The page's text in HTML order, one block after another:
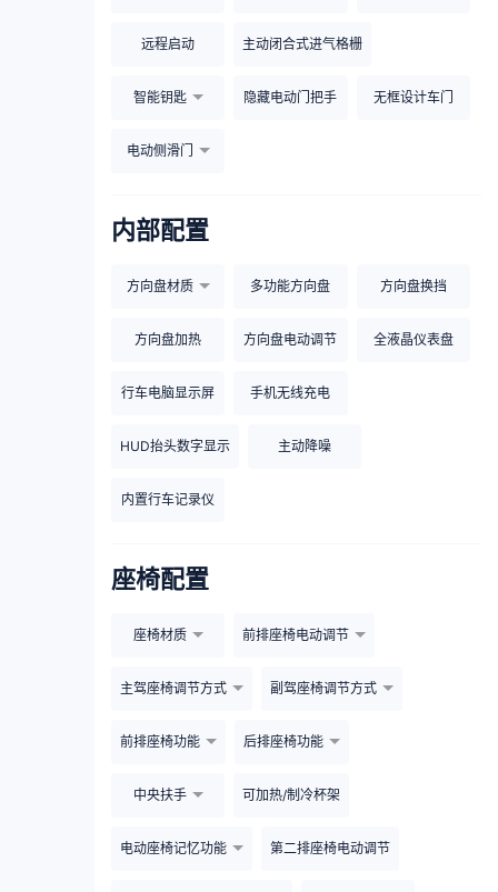
远程启动 主动闭合式进气格栅
智能钥匙 隐藏电动门把手 无框设计车门
电动侧滑门
内部配置
方向盘材质 多功能方向盘 方向盘换挡
方向盘加热 方向盘电动调节 全液晶仪表盘
行车电脑显示屏 手机无线充电
HUD抬头数字显示 主动降噪
内置行车记录仪
座椅配置
座椅材质 前排座椅电动调节
主驾座椅调节方式 副驾座椅调节方式
前排座椅功能 后排座椅功能
中央扶手 可加热/制冷杯架
电动座椅记忆功能 第二排座椅电动调节